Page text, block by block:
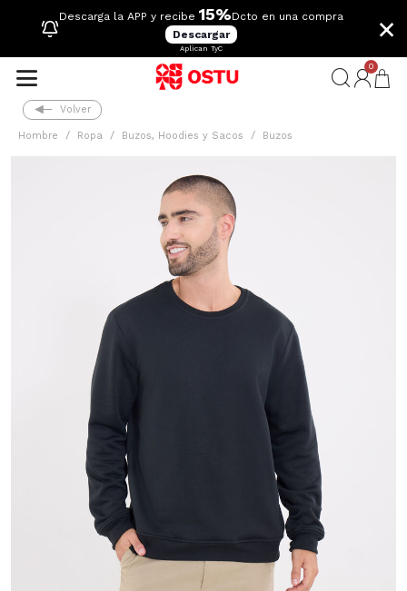
Descarga la APP y recibe 15%Dcto en una compra
Descargar
Aplican TyC
×
0
Volver
Hombre Ropa Buzos, Hoodies y Sacos Buzos